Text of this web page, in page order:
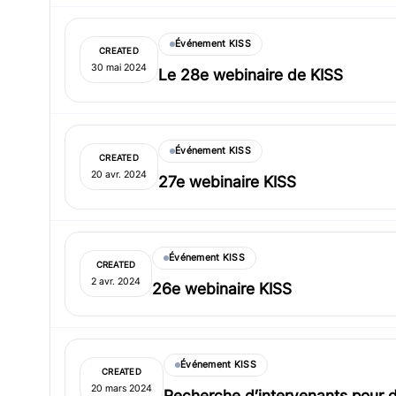
CREATED
30 mai 2024
Événement KISS
Le 28e webinaire de KISS
CREATED
20 avr. 2024
Événement KISS
27e webinaire KISS
CREATED
2 avr. 2024
Événement KISS
26e webinaire KISS
CREATED
20 mars 2024
Événement KISS